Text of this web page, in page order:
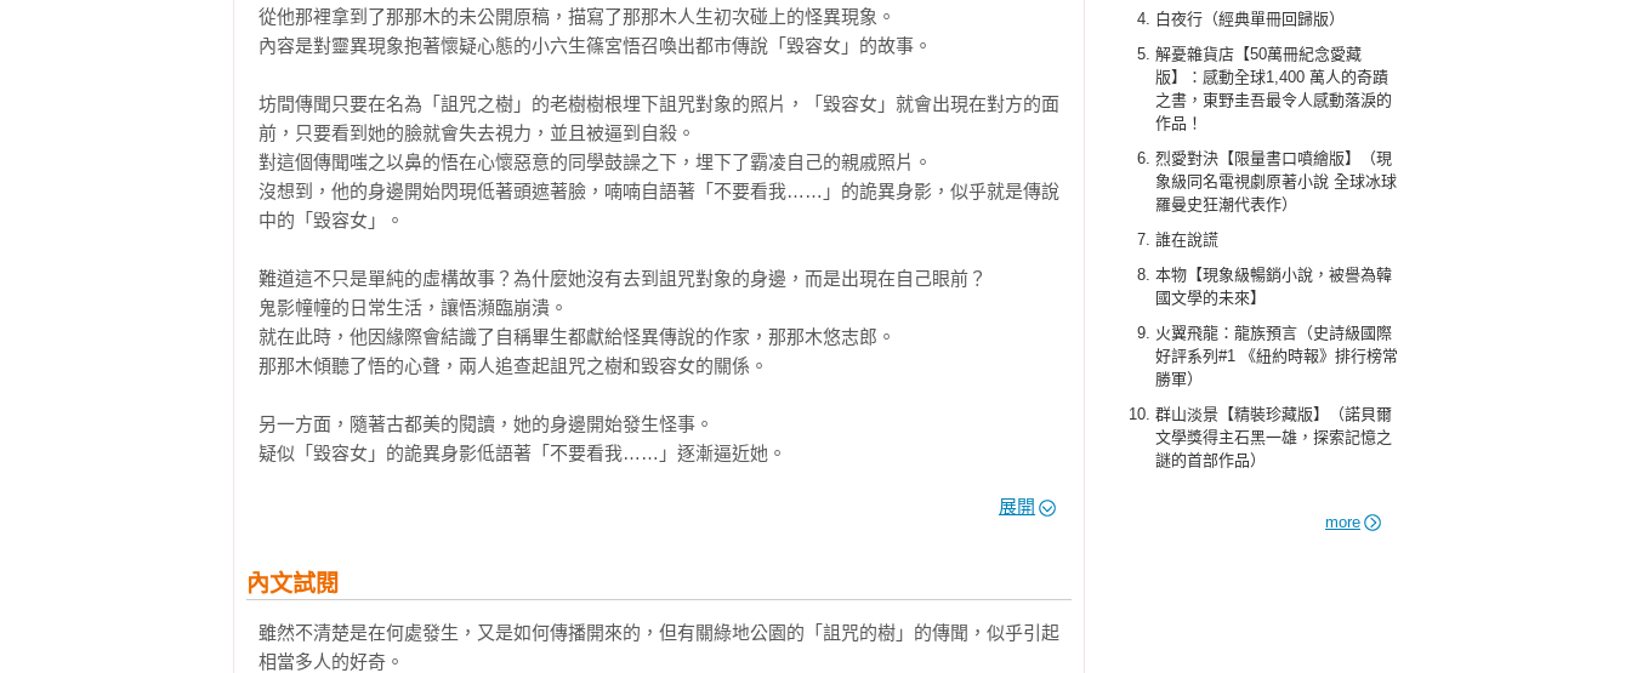
白夜行（經典單冊回歸版）
解憂雜貨店【50萬冊紀念愛藏
版】：感動全球1,400 萬人的奇蹟
之書，東野圭吾最令人感動落淚的
作品！
烈愛對決【限量書口噴繪版】（現
象級同名電視劇原著小說 全球冰球
羅曼史狂潮代表作）
誰在說謊
本物【現象級暢銷小說，被譽為韓
國文學的未來】
火翼飛龍：龍族預言（史詩級國際
好評系列#1 《紐約時報》排行榜常
勝軍）
群山淡景【精裝珍藏版】（諾貝爾
文學獎得主石黑一雄，探索記憶之
謎的首部作品）
more
從他那裡拿到了那那木的未公開原稿，描寫了那那木人生初次碰上的怪異現象。
內容是對靈異現象抱著懷疑心態的小六生篠宮悟召喚出都市傳說「毀容女」的故事。
坊間傳聞只要在名為「詛咒之樹」的老樹樹根埋下詛咒對象的照片，「毀容女」就會出現在對方的面
前，只要看到她的臉就會失去視力，並且被逼到自殺。
對這個傳聞嗤之以鼻的悟在心懷惡意的同學鼓譟之下，埋下了霸凌自己的親戚照片。
沒想到，他的身邊開始閃現低著頭遮著臉，喃喃自語著「不要看我……」的詭異身影，似乎就是傳說
中的「毀容女」。
難道這不只是單純的虛構故事？為什麼她沒有去到詛咒對象的身邊，而是出現在自己眼前？
鬼影幢幢的日常生活，讓悟瀕臨崩潰。
就在此時，他因緣際會結識了自稱畢生都獻給怪異傳說的作家，那那木悠志郎。
那那木傾聽了悟的心聲，兩人追查起詛咒之樹和毀容女的關係。
另一方面，隨著古都美的閱讀，她的身邊開始發生怪事。
疑似「毀容女」的詭異身影低語著「不要看我……」逐漸逼近她。
一切怪事的答案似乎都在那那木的原稿中──
【讀者迴響】
AMAZOM.JP ★★★★推薦。
展開
內文試閱
雖然不清楚是在何處發生，又是如何傳播開來的，但有關綠地公園的「詛咒的樹」的傳聞，似乎引起
相當多人的好奇。